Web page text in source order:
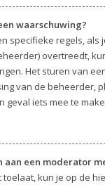
waarschuwing?
specifieke regels, als
overtreedt,
Het sturen van
van de beheerder,
geval iets mee te
aan een moderator
kun je op de